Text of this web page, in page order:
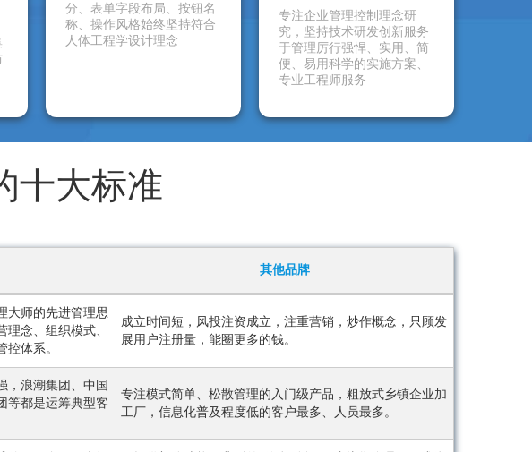
分、表单字段布局、按钮名
称、操作风格始终坚持符合
人体工程学设计理念
专注企业管理控制理念研
究，坚持技术研发创新服务
于管理厉行强悍、实用、简
便、易用科学的实施方案、
专业工程师服务
十大标准
其他品牌
大师的先进管理思
念、组织模式、
体系。
成立时间短，风投注资成立，注重营销，炒作概念，只顾发
展用户注册量，能圈更多的钱。
，浪潮集团、中国
等都是运筹典型客
专注模式简单、松散管理的入门级产品，粗放式乡镇企业加
工厂，信息化普及程度低的客户最多、人员最多。